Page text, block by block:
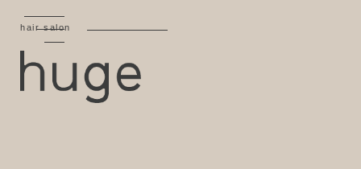
hair salon